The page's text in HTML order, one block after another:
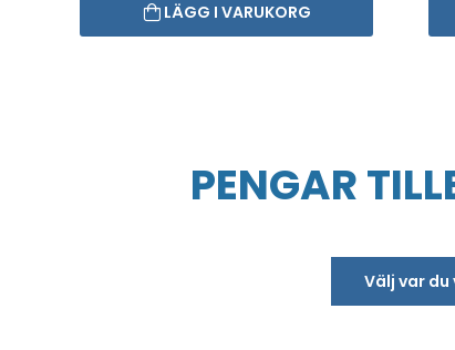
LÄGG I VARUKORG
PENGAR
Välj var